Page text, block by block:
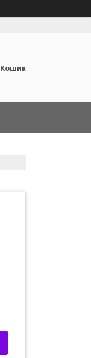
Кошик